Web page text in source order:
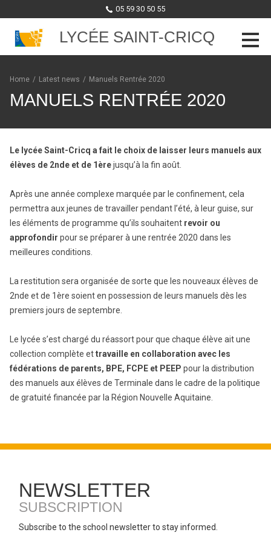
05 59 30 50 55
LYCÉE SAINT-CRICQ
Skip to content
Home / Latest news / Manuels Rentrée 2020
MANUELS RENTRÉE 2020
Le lycée Saint-Cricq a fait le choix de laisser leurs manuels aux
élèves de 2nde et de 1èrejusqu’à la fin août.
Après une année complexe marquée par le confinement, cela
permettra aux jeunes de travailler pendant l’été, à leur guise, sur
les éléments de programme qu’ils souhaitent revoir ou
approfondir pour se préparer à une rentrée 2020 dans les
meilleures conditions.
La restitution sera organisée de sorte que les nouveaux élèves de
2nde et de 1ère soient en possession de leurs manuels dès les
premiers jours de septembre.
Le lycée s’est chargé du réassort pour que chaque élève ait une
collection complète ettravaille en collaboration avec les
fédérations de parents, BPE, FCPE et PEEP pour la distribution
des manuels aux élèves de Terminale dans le cadre de la politique
de gratuité financée par la Région Nouvelle Aquitaine.
NEWSLETTER
SUBSCRIPTION
Subscribe to the school newsletter to stay informed.